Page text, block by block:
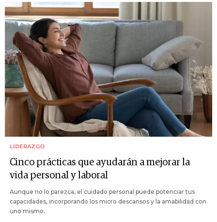
LIDERAZGO
Cinco prácticas que ayudarán a mejorar la
vida personal y laboral
Aunque no lo parezca, el cuidado personal puede potenciar tus
capacidades, incorporando los micro descansos y la amabilidad con
uno mismo.